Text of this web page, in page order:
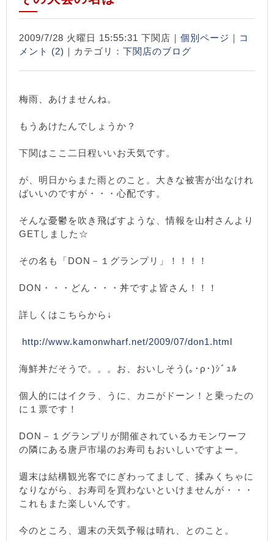
2009/7/28 火曜日 15:55:31 下関店｜ 個別ページ ｜ コ
メント (2) ｜カテゴリ： 下関店のブログ
梅雨、あけませんね。
もうあけたんでしょうか？
下関はここ二日程いいお天気です。
が、明日からまた雨とのこと。大きな被害が出なけれ
ばいいのですが・・・心配です。
そんな憂鬱を吹き飛ばすような、情報を山村さんより
GETしました☆
その名も「DON－１グランプリ」！！！！
DON・・・どん・・・丼ですよ皆さん！！！
詳しくはこちらから↓
http://www.kamonwharf.net/2009/07/don1.html
海鮮丼だそうで。。。お、おいしそう(｡･ρ･)ｼﾞｭﾙ
個人的にはイクラ、うに、カニがドーン！と乗ったの
に１票です！
DON－１グランプリが開催されているカモンワーフ
の隣にある唐戸市場のお寿司もおいしいですよー。
週末は結構観光客でにぎわってまして、揉みくちゃに
なりながら、お寿司を買わないといけませんが・・・
これもまた楽しいんです。
今のところ、週末の天気予報は晴れ、とのこと。